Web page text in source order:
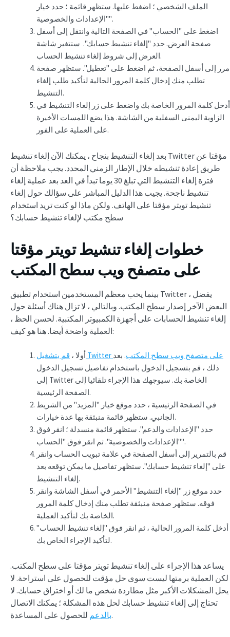
الملف الشخصي ؛ اضغط عليها. ستظهر قائمة ؛ حدد خيار
"الإعدادات والخصوصية".
اضغط على "الحساب" في الصفحة التالية وانتقل إلى أسفل
صفحة العرض. حدد "إلغاء تنشيط حسابك". ستتغير شاشة
العرض إلى شروط إلغاء تنشيط الحساب.
مرر إلى أسفل الصفحة، ثم اضغط على "تعطيل". ستظهر صفحة
تطلب منك إدخال كلمة المرور الحالية لتأكيد طلب إلغاء
التنشيط.
أدخل كلمة المرور الخاصة بك واضغط على زر إلغاء التنشيط في
الزاوية اليمنى السفلية من الشاشة. هذا يضع اللمسات الأخيرة
على العملية على الفور.
بعد إلغاء التنشيط بنجاح ، يمكنك الآن إلغاء تنشيط Twitter مؤقتا عن
طريق إعادة تنشيطه خلال الإطار الزمني المحدد. يجب ملاحظة أن
فترة إلغاء التنشيط التي تبلغ 30 يوما تبدأ في العد بعد عملية إلغاء
تنشيط ناجحة. يجيب هذا الدليل المباشر على سؤالك حول إلغاء
تنشيط تويتر مؤقتا على الهاتف. ولكن ماذا لو كنت تريد استخدام
سطح مكتب لإلغاء تنشيط حسابك؟
خطوات إلغاء تنشيط تويتر مؤقتا
على متصفح ويب سطح المكتب
بينما يحب معظم المستخدمين استخدام تطبيق Twitter ، يفضل
البعض الآخر إصدار سطح المكتب. وبالتالي ، لا تزال هناك أسئلة حول
إلغاء تنشيط الحسابات على أجهزة الكمبيوتر المكتبية. لحسن الحظ ،
العملية واضحة أيضا. هنا هو كيف:
أولا ، قم بتشغيل Twitter على متصفح ويب سطح المكتب. بعد
ذلك ، قم بتسجيل الدخول باستخدام تفاصيل تسجيل الدخول
إلى Twitter الخاصة بك. سيوجهك هذا الإجراء تلقائيا إلى
الصفحة الرئيسية.
في الصفحة الرئيسية ، حدد موقع خيار "المزيد" من الشريط
الجانبي. ستظهر قائمة منبثقة بها عدة خيارات.
حدد "الإعدادات والدعم". ستظهر قائمة منسدلة ؛ انقر فوق
"الإعدادات والخصوصية". ثم انقر فوق "الحساب".
قم بالتمرير إلى أسفل الصفحة في علامة تبويب الحساب وانقر
على "إلغاء تنشيط حسابك". ستظهر تفاصيل ما يمكن توقعه بعد
إلغاء التنشيط.
حدد موقع زر "إلغاء التنشيط" الأحمر في أسفل الشاشة وانقر
فوقه. ستظهر صفحة منبثقة تطلب منك إدخال كلمة المرور
الخاصة بك لتأكيد العملية.
أدخل كلمة المرور الحالية ، ثم انقر فوق "إلغاء تنشيط الحساب"
لتأكيد الإجراء الخاص بك.
يساعد هذا الإجراء على إلغاء تنشيط تويتر مؤقتا على سطح المكتب.
لكن العملية برمتها ليست سوى حل مؤقت للحصول على استراحة. لا
يحل المشكلات الأكبر مثل مطاردة شخص ما لك أو اختراق حسابك. لا
تحتاج إلى إلغاء تنشيط حسابك لحل هذه المشكلة ؛ يمكنك الاتصال
بالدعمللحصول على المساعدة.